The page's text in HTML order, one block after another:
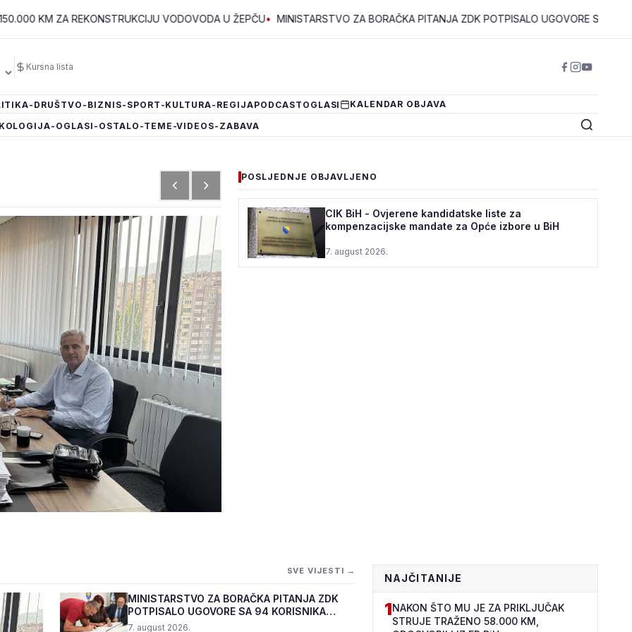
ZA REKONSTRUKCIJU VODOVODA U ŽEPČU• MINISTARSTVO ZA BORAČKA PITANJA ZDK POTPISALO UGOVORE SA 94 KORISNIKA
Kursna lista
-DRUŠTVO -BIZNIS-SPORT -KULTURA-REGIJAPODCAST OGLASI KALENDAR OBJAVA
-OGLASI -OSTALO -TEME -VIDEOS-ZABAVA
U ŽEPČU
POSLJEDNJE OBJAVLJENO
CIK BiH - Ovjerene kandidatske liste za
kompenzacijske mandate za Opće izbore u BiH
7. august 2026.
SVE VIJESTI →
MINISTARSTVO ZA BORAČKA PITANJA ZDK
POTPISALO UGOVORE SA 94 KORISNIKA
PROGRAMA "BIZNIS PL...
7. august 2026.
NAJČITANIJE
1NAKON ŠTO MU JE ZA PRIKLJUČAK
STRUJE TRAŽENO 58.000 KM,